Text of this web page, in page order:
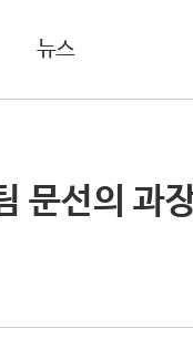
뉴스
문선의 과